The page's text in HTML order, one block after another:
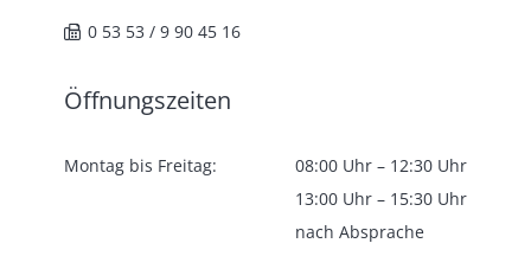
0 53 53 / 9 90 45 16
Öffnungszeiten
Montag bis Freitag:
08:00 Uhr – 12:30 Uhr
13:00 Uhr – 15:30 Uhr
nach Absprache